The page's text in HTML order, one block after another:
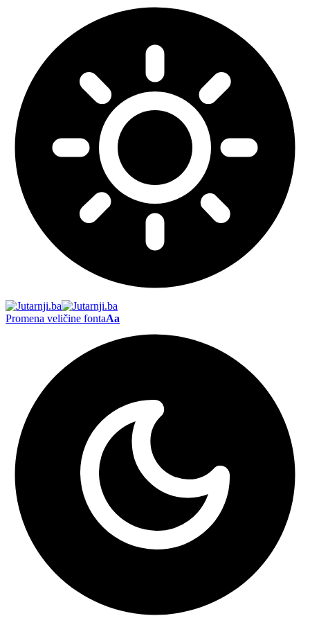
Promena veličine fontaAa